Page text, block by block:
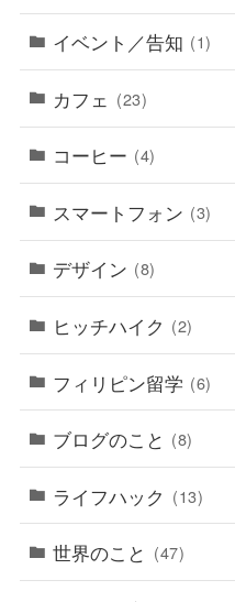
イベント／告知 (1)
カフェ (23)
コーヒー (4)
スマートフォン (3)
デザイン (8)
ヒッチハイク (2)
フィリピン留学 (6)
ブログのこと (8)
ライフハック (13)
世界のこと (47)